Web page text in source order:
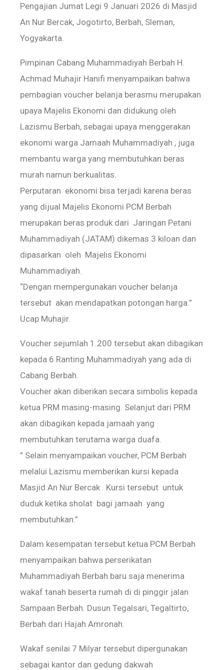
Pengajian Jumat Legi 9 Januari 2026 di Masjid
An Nur Bercak, Jogotirto, Berbah, Sleman,
Yogyakarta.
Pimpinan Cabang Muhammadiyah Berbah H.
Achmad Muhajir Hanifi menyampaikan bahwa
pembagian voucher belanja berasmu merupakan
upaya Majelis Ekonomi dan didukung oleh
Lazismu Berbah, sebagai upaya menggerakan
ekonomi warga Jamaah Muhammadiyah , juga
membantu warga yang membutuhkan beras
murah namun berkualitas.
Perputaran ekonomi bisa terjadi karena beras
yang dijual Majelis Ekonomi PCM Berbah
merupakan beras produk dari Jaringan Petani
Muhammadiyah (JATAM) dikemas 3 kiloan dan
dipasarkan oleh Majelis Ekonomi
Muhammadiyah.
“Dengan mempergunakan voucher belanja
tersebut akan mendapatkan potongan harga.”
Ucap Muhajir.
Voucher sejumlah 1.200 tersebut akan dibagikan
kepada 6 Ranting Muhammadiyah yang ada di
Cabang Berbah.
Voucher akan diberikan secara simbolis kepada
ketua PRM masing-masing. Selanjut dari PRM
akan dibagikan kepada jamaah yang
membutuhkan terutama warga duafa.
” Selain menyampaikan voucher, PCM Berbah
melalui Lazismu memberikan kursi kepada
Masjid An Nur Bercak . Kursi tersebut untuk
duduk ketika sholat bagi jamaah yang
membutuhkan.”
Dalam kesempatan tersebut ketua PCM Berbah
menyampaikan bahwa perserikatan
Muhammadiyah Berbah baru saja menerima
wakaf tanah beserta rumah di di pinggir jalan
Sampaan Berbah. Dusun Tegalsari, Tegaltirto,
Berbah dari Hajah Amronah.
Wakaf senilai 7 Milyar tersebut dipergunakan
sebagai kantor dan gedung dakwah